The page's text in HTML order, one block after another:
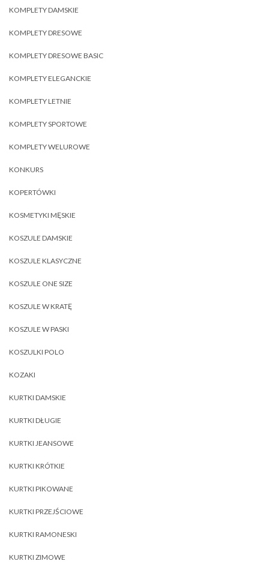
KOMPLETY DAMSKIE
KOMPLETY DRESOWE
KOMPLETY DRESOWE BASIC
KOMPLETY ELEGANCKIE
KOMPLETY LETNIE
KOMPLETY SPORTOWE
KOMPLETY WELUROWE
KONKURS
KOPERTÓWKI
KOSMETYKI MĘSKIE
KOSZULE DAMSKIE
KOSZULE KLASYCZNE
KOSZULE ONE SIZE
KOSZULE W KRATĘ
KOSZULE W PASKI
KOSZULKI POLO
KOZAKI
KURTKI DAMSKIE
KURTKI DŁUGIE
KURTKI JEANSOWE
KURTKI KRÓTKIE
KURTKI PIKOWANE
KURTKI PRZEJŚCIOWE
KURTKI RAMONESKI
KURTKI ZIMOWE